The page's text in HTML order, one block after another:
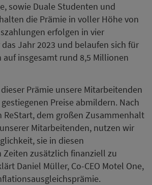
sowie Duale Studenten und
die Prämie in voller Höhe von
erfolgen in vier
Jahr 2023 und belaufen sich für
insgesamt rund 8,5 Millionen
Prämie unsere Mitarbeitenden
Preise abmildern. Nach
ReStart, dem großen Zusammenhalt
Mitarbeitenden, nutzen wir
sie in diesen
zusätzlich finanziell zu
Daniel Müller, Co-CEO Motel One,